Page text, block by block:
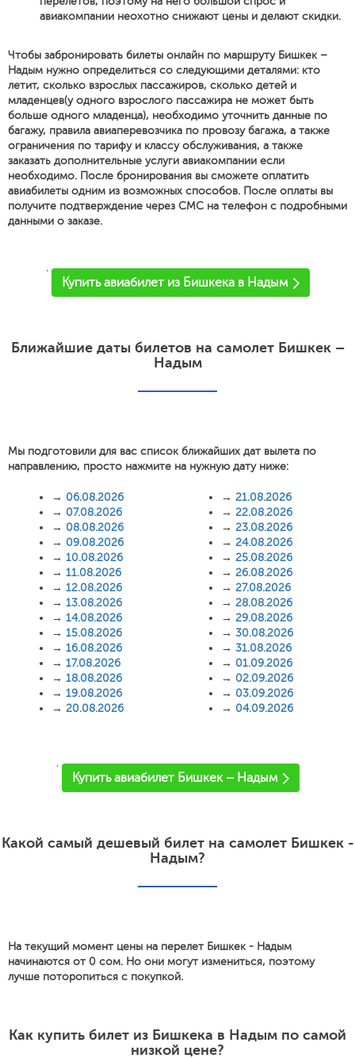
авиакомпании неохотно снижают цены и делают скидки.
Чтобы забронировать билеты онлайн по маршруту Бишкек –
Надым нужно определиться со следующими деталями: кто
летит, сколько взрослых пассажиров, сколько детей и
младенцев(у одного взрослого пассажира не может быть
больше одного младенца), необходимо уточнить данные по
багажу, правила авиаперевозчика по провозу багажа, а также
ограничения по тарифу и классу обслуживания, а также
заказать дополнительные услуги авиакомпании если
необходимо. После бронирования вы сможете оплатить
авиабилеты одним из возможных способов. После оплаты вы
получите подтверждение через СМС на телефон с подробными
данными о заказе.
'
Купить авиабилет из Бишкека в Надым
Ближайшие даты билетов на самолет Бишкек –
Надым
Мы подготовили для вас список ближайших дат вылета по
направлению, просто нажмите на нужную дату ниже:
→ 06.08.2026
→ 07.08.2026
→ 08.08.2026
→ 09.08.2026
→ 10.08.2026
→ 11.08.2026
→ 12.08.2026
→ 13.08.2026
→ 14.08.2026
→ 15.08.2026
→ 16.08.2026
→ 17.08.2026
→ 18.08.2026
→ 19.08.2026
→ 20.08.2026
→ 21.08.2026
→ 22.08.2026
→ 23.08.2026
→ 24.08.2026
→ 25.08.2026
→ 26.08.2026
→ 27.08.2026
→ 28.08.2026
→ 29.08.2026
→ 30.08.2026
→ 31.08.2026
→ 01.09.2026
→ 02.09.2026
→ 03.09.2026
→ 04.09.2026
'
Купить авиабилет Бишкек – Надым
Какой самый дешевый билет на самолет Бишкек -
Надым?
На текущий момент цены на перелет Бишкек - Надым
начинаются от 0 сом. Но они могут измениться, поэтому
лучше поторопиться с покупкой.
Как купить билет из Бишкека в Надым по самой
низкой цене?